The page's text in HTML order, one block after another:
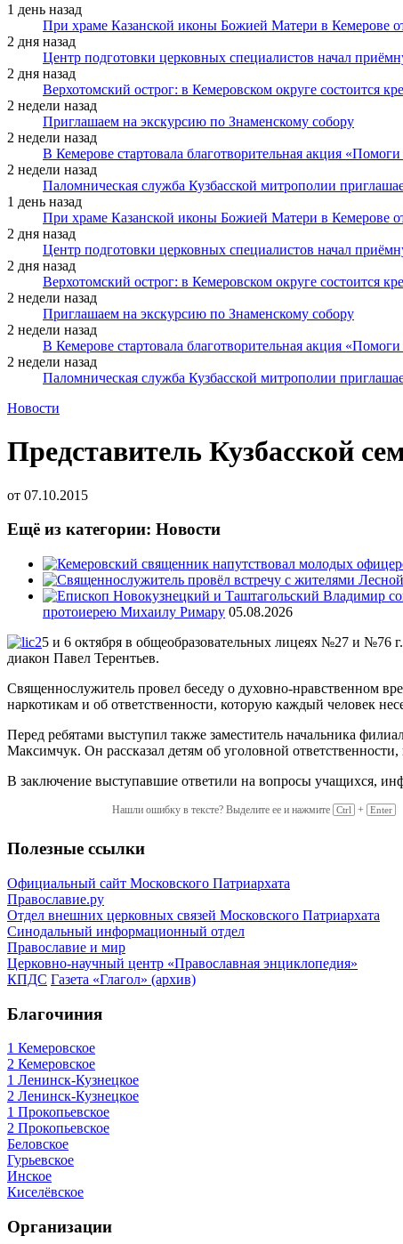
1 день назад
При храме Казанской иконы Божией Матери в Кемерове
2 дня назад
Центр подготовки церковных специалистов начал
2 дня назад
Верхотомский острог: в Кемеровском округе состоится
2 недели назад
Приглашаем на экскурсию по Знаменскому собору
2 недели назад
В Кемерове стартовала благотворительная акция
2 недели назад
Паломническая служба Кузбасской митрополии
1 день назад
При храме Казанской иконы Божией Матери в Кемерове
2 дня назад
Центр подготовки церковных специалистов начал
2 дня назад
Верхотомский острог: в Кемеровском округе состоится
2 недели назад
Приглашаем на экскурсию по Знаменскому собору
2 недели назад
В Кемерове стартовала благотворительная акция
2 недели назад
Паломническая служба Кузбасской митрополии
Новости
Представитель Кузбасской
от 07.10.2015
Ещё из категории: Новости
протоиерею Михаилу Римару 05.08.2026
5 и 6 октября в общеобразовательных лицеях №27 и №76
диакон Павел Терентьев.
Священнослужитель провел беседу о духовно-нравственном
наркотикам и об ответственности, которую каждый человек
Перед ребятами выступил также заместитель начальника
Максимчук. Он рассказал детям об уголовной
В заключение выступавшие ответили на вопросы учащихся,
Нашли ошибку в тексте? Выделите ее и нажмите Ctrl + Enter
Полезные ссылки
Официальный сайт Московского Патриархата
Православие.ру
Отдел внешних церковных связей Московского Патриархата
Синодальный информационный отдел
Православие и мир
Церковно-научный центр «Православная энциклопедия»
КПДС Газета «Глагол» (архив)
Благочиния
1 Кемеровское
2 Кемеровское
1 Ленинск-Кузнецкое
2 Ленинск-Кузнецкое
1 Прокопьевское
2 Прокопьевское
Беловское
Гурьевское
Инское
Киселёвское
Организации